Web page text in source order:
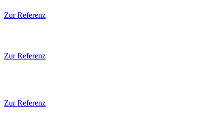
Zur Referenz
Zur Referenz
Zur Referenz